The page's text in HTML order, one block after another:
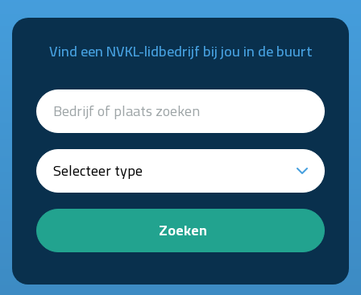
Vind een NVKL-lidbedrijf bij jou in de buurt
Zoeken